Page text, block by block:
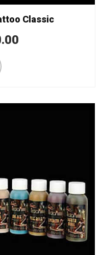
Classic